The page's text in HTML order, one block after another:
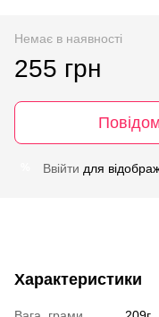
Немає в наявності
255 грн
Ввійти для
Характеристики